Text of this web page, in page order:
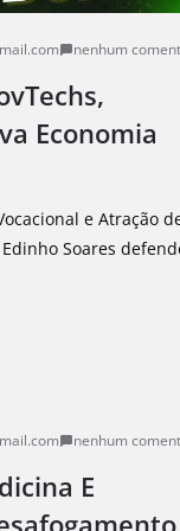
nenhum
Economia
e Atração
Soares
nenhum
E